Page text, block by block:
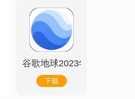
谷歌地球2023年手机版
下载